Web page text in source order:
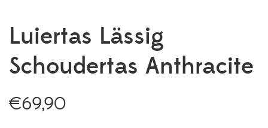
Luiertas Lässig
Schoudertas Anthracite
€69,90